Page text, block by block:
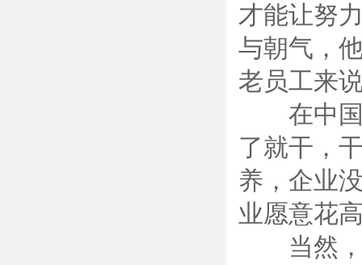
才能让努
与朝气，
老员工来
在中国
了就干，
养，企业
业愿意花
当然，